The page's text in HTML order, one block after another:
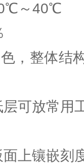
～40℃
，整体结
可放常用
上镶嵌刻